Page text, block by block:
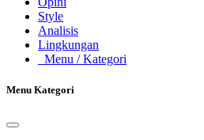
Style
Analisis
Lingkungan
Menu / Kategori
Menu Kategori